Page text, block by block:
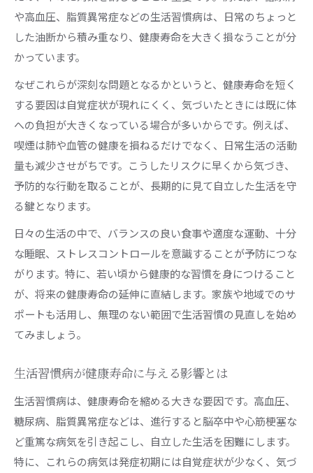
や高血圧、脂質異常症などの生活習慣病は、日常のちょっと
した油断から積み重なり、健康寿命を大きく損なうことが分
かっています。
なぜこれらが深刻な問題となるかというと、健康寿命を短く
する要因は自覚症状が現れにくく、気づいたときには既に体
への負担が大きくなっている場合が多いからです。例えば、
喫煙は肺や血管の健康を損ねるだけでなく、日常生活の活動
量も減少させがちです。こうしたリスクに早くから気づき、
予防的な行動を取ることが、長期的に見て自立した生活を守
る鍵となります。
日々の生活の中で、バランスの良い食事や適度な運動、十分
な睡眠、ストレスコントロールを意識することが予防につな
がります。特に、若い頃から健康的な習慣を身につけること
が、将来の健康寿命の延伸に直結します。家族や地域でのサ
ポートも活用し、無理のない範囲で生活習慣の見直しを始め
てみましょう。
生活習慣病が健康寿命に与える影響とは
生活習慣病は、健康寿命を縮める大きな要因です。高血圧、
糖尿病、脂質異常症などは、進行すると脳卒中や心筋梗塞な
ど重篤な病気を引き起こし、自立した生活を困難にします。
特に、これらの病気は発症初期には自覚症状が少なく、気づ